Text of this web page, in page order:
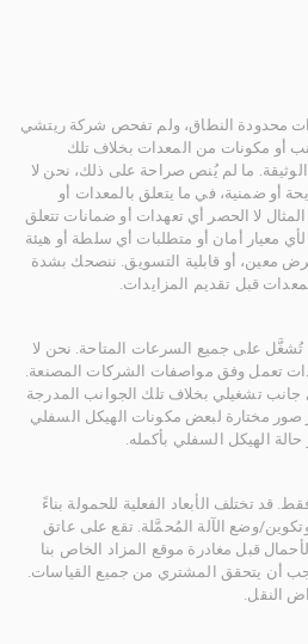
محدودة النطاق، ولم تفحص شركة ريتشي
أو مكونات من المعدات بخلاف تلك
ما لم يُنص صراحة على ذلك، نحن لا
أو ضمنية، في ما يتعلق بالمعدات أو
لا الحصر أي تعهدات أو ضمانات تتعلق
لأي معيار أمان أو متطلبات أي سلطة أو هيئة
غرض معين، أو قابلية التسويق. ننصحك بشدة
قبل تقديم المزايدات.
على جميع السرعات المتاحة. نحن لا
تعمل وفق مواصفات الشركات المصنعة.
تشغيلي بخلاف تلك الجوانب المدرجة
صور مختارة لبعض مكونات الهيكل السفلي
الهيكل السفلي بأكمله.
قد تختلف الأبعاد الفعلية للحمولة بناءً
وضع الآلة المُحمَّلة. تقع على عاتق
قبل مغادرة موقع المزاد الخاص بنا
أن يتحقق المشتري من جميع القياسات.
النقل.